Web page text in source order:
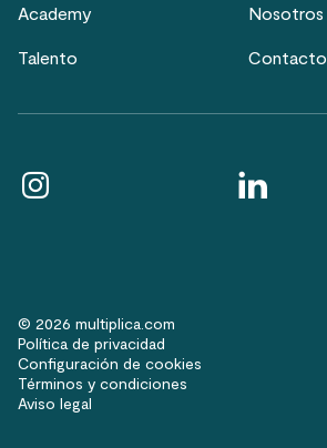
Academy Nosotros
Talento Contacto
© 2026 multiplica.com
Política de privacidad
Configuración de cookies
Términos y condiciones
Aviso legal